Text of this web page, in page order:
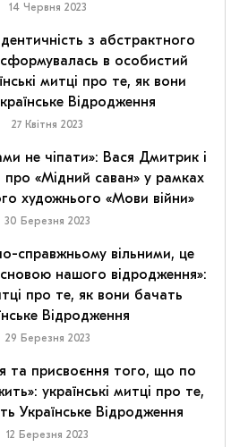
14 Червня 2023
з абстрактного
в особистий
митці про те, як вони
Відродження
27 Квітня 2023
не чіпати»: Вася Дмитрик і
«Мідний саван» у рамках
художнього «Мови війни»
30 Березня 2023
справжньому вільними, це
нашого відродження»:
про те, як вони бачать
Відродження
29 Березня 2023
та присвоєння того, що по
українські митці про те,
Українське Відродження
12 Березня 2023